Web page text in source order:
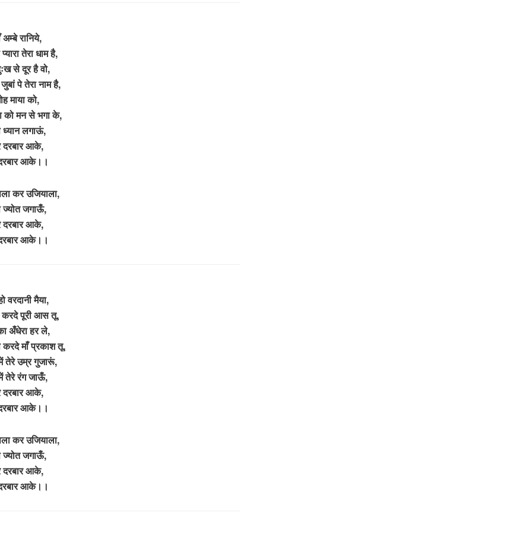
अम्बे रानिये,
तेरा धाम है,
से दूर है वो,
पे तेरा नाम है,
माया को,
को मन से भगा के,
ध्यान लगाऊं,
दरबार आके,
आके।।
कर उजियाला,
ज्योत जगाऊँ,
दरबार आके,
आके।।
वरदानी मैया,
करदे पूरी आस तू,
अँधेरा हर ले,
करदे माँ प्रकाश तू,
तेरे उम्र गुजारूं,
तेरे रंग जाऊँ,
दरबार आके,
आके।।
कर उजियाला,
ज्योत जगाऊँ,
दरबार आके,
आके।।